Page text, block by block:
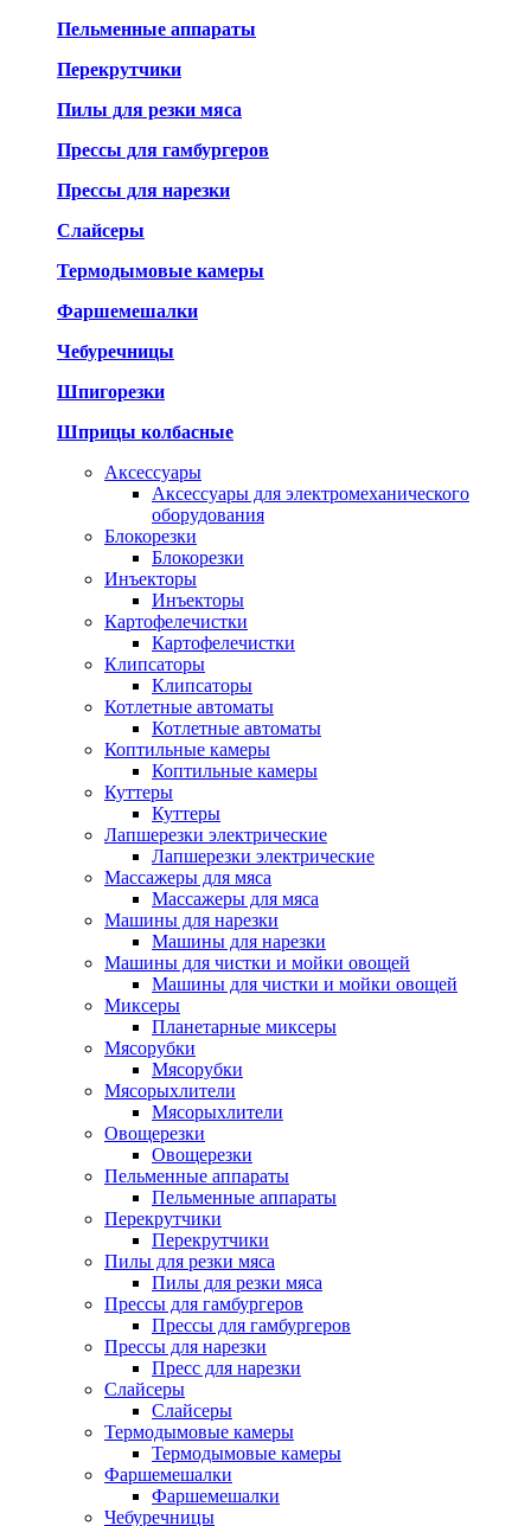
Пельменные аппараты
Перекрутчики
Пилы для резки мяса
Прессы для гамбургеров
Прессы для нарезки
Слайсеры
Термодымовые камеры
Фаршемешалки
Чебуречницы
Шпигорезки
Шприцы колбасные
Аксессуары
Аксессуары для электромеханического
оборудования
Блокорезки
Блокорезки
Инъекторы
Инъекторы
Картофелечистки
Картофелечистки
Клипсаторы
Клипсаторы
Котлетные автоматы
Котлетные автоматы
Коптильные камеры
Коптильные камеры
Куттеры
Куттеры
Лапшерезки электрические
Лапшерезки электрические
Массажеры для мяса
Массажеры для мяса
Машины для нарезки
Машины для нарезки
Машины для чистки и мойки овощей
Машины для чистки и мойки овощей
Миксеры
Планетарные миксеры
Мясорубки
Мясорубки
Мясорыхлители
Мясорыхлители
Овощерезки
Овощерезки
Пельменные аппараты
Пельменные аппараты
Перекрутчики
Перекрутчики
Пилы для резки мяса
Пилы для резки мяса
Прессы для гамбургеров
Прессы для гамбургеров
Прессы для нарезки
Пресс для нарезки
Слайсеры
Слайсеры
Термодымовые камеры
Термодымовые камеры
Фаршемешалки
Фаршемешалки
Чебуречницы